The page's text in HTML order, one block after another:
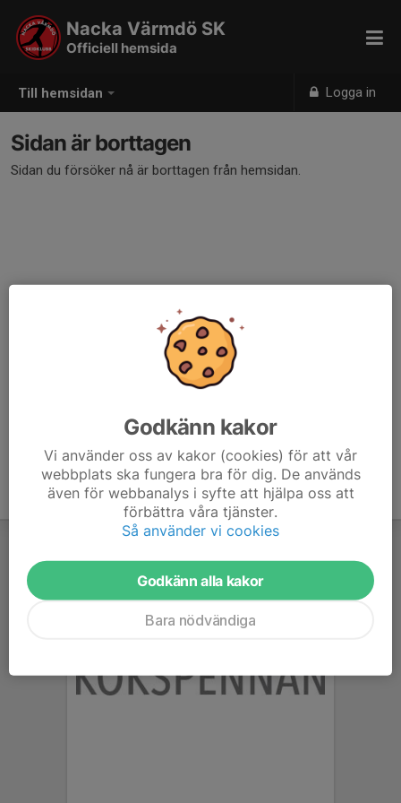
Till hemsidan Logga in
Nacka Värmdö SK
Officiell hemsida
Sidan är borttagen
Sidan du försöker nå är borttagen från hemsidan.
Godkänn kakor
Vi använder oss av kakor (cookies) för att vår
webbplats ska fungera bra för dig. De används
även för webbanalys i syfte att hjälpa oss att
förbättra våra tjänster.
Så använder vi cookies
Godkänn alla kakor
Bara nödvändiga